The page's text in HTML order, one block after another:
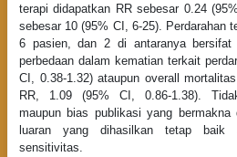
terapi didapatkan RR sebesar 0.24
sebesar 10 (95% CI, 6-25). Perdarahan
6 pasien, dan 2 di antaranya
perbedaan dalam kematian terkait
CI, 0.38-1.32) ataupun overall
RR, 1.09 (95% CI, 0.86-1.38).
maupun bias publikasi yang
luaran yang dihasilkan tetap baik
sensitivitas.